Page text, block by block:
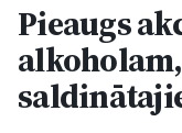
Pieaugs